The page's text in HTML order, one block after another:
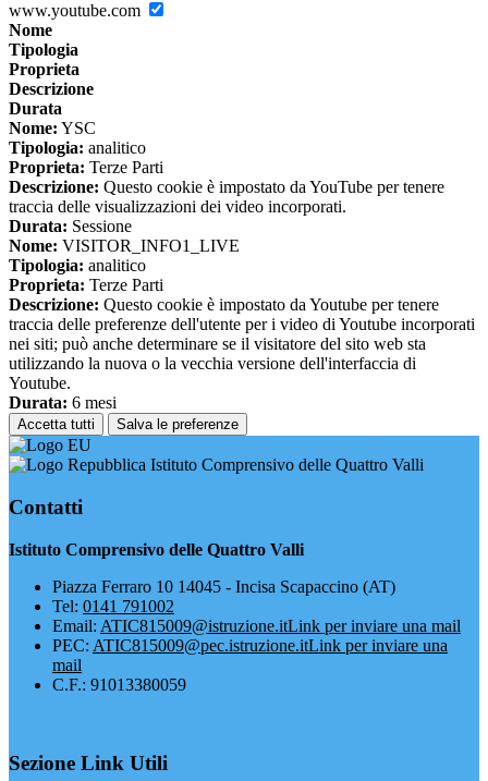
www.youtube.com
Nome
Tipologia
Proprieta
Descrizione
Durata
Nome: YSC
Tipologia: analitico
Proprieta: Terze Parti
Descrizione: Questo cookie è impostato da YouTube per tenere
traccia delle visualizzazioni dei video incorporati.
Durata: Sessione
Nome: VISITOR_INFO1_LIVE
Tipologia: analitico
Proprieta: Terze Parti
Descrizione: Questo cookie è impostato da Youtube per tenere
traccia delle preferenze dell'utente per i video di Youtube incorporati
nei siti; può anche determinare se il visitatore del sito web sta
utilizzando la nuova o la vecchia versione dell'interfaccia di
Youtube.
Durata: 6 mesi
Accetta tutti Salva le preferenze
Istituto Comprensivo delle Quattro Valli
Contatti
Istituto Comprensivo delle Quattro Valli
Piazza Ferraro 10 14045 - Incisa Scapaccino (AT)
Tel: 0141 791002
Email: ATIC815009@istruzione.itLink per inviare una mail
PEC: ATIC815009@pec.istruzione.itLink per inviare una
mail
C.F.: 91013380059
Sezione Link Utili